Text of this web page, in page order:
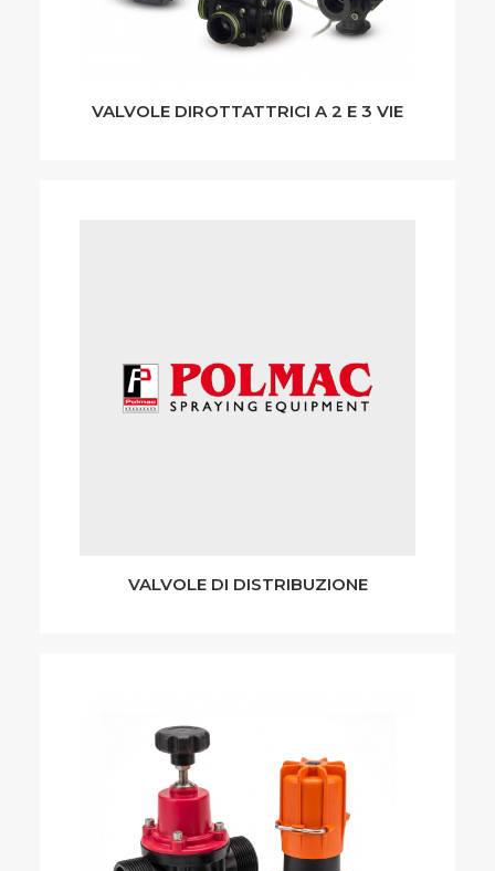
VALVOLE DIROTTATTRICI A 2 E 3 VIE
VALVOLE DI DISTRIBUZIONE